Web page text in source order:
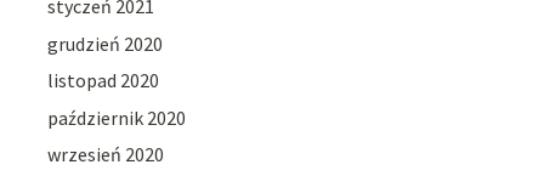
styczeń 2021
grudzień 2020
listopad 2020
październik 2020
wrzesień 2020